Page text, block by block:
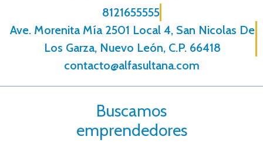
8121655555
Ave. Morenita Mí­a 2501 Local 4, San Nicolas De
Los Garza, Nuevo León, C.P. 66418
contacto@alfasultana.com
Buscamos
emprendedores